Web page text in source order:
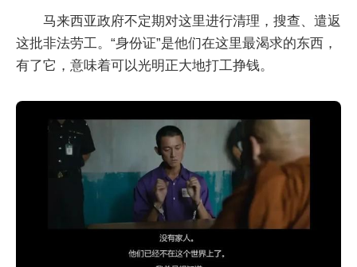
马来西亚政府不定期对这里进行清理，搜查、遣返
这批非法劳工。“身份证”是他们在这里最渴求的东西，
有了它，意味着可以光明正大地打工挣钱。